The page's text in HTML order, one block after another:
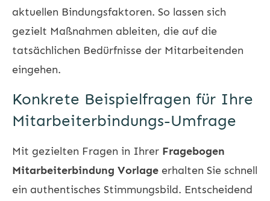
aktuellen Bindungsfaktoren. So lassen sich
gezielt Maßnahmen ableiten, die auf die
tatsächlichen Bedürfnisse der Mitarbeitenden
eingehen.
Konkrete Beispielfragen für Ihre
Mitarbeiterbindungs-Umfrage
Mit gezielten Fragen in Ihrer Fragebogen
Mitarbeiterbindung Vorlage erhalten Sie schnell
ein authentisches Stimmungsbild. Entscheidend